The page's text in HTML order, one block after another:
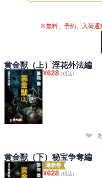
※無料、予約、入荷通
黄金獣（上）淫花外法編
¥628 (税込)
黄金獣（下）秘宝争奪編
最新巻
¥628 (税込)